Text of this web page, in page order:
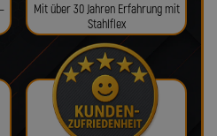
Mit über 30 Jahren Erfahrung mit
Stahlflex